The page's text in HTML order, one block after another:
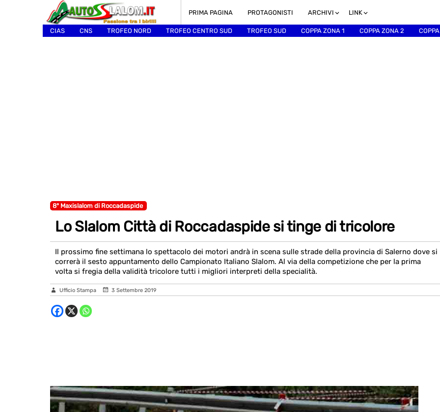
PRIMA PAGINA PROTAGONISTI ARCHIVI LINK
CIAS CNS TROFEO NORD TROFEO CENTRO SUD TROFEO SUD COPPA ZONA 1 COPPA ZONA 2
8° Maxislalom di Roccadaspide
Lo Slalom Città di Roccadaspide si tinge di tricolore
Il prossimo fine settimana lo spettacolo dei motori andrà in scena sulle strade della provincia di Salerno dove si
correrà il sesto appuntamento dello Campionato Italiano Slalom. Al via della competizione che per la prima
volta si fregia della validità tricolore tutti i migliori interpreti della specialità.
Ufficio Stampa 3 Settembre 2019